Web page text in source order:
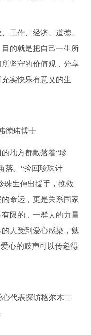
工作、经济、道德、
的就是把自己一生所
坚守的价值观，分享
实快乐有意义的生
德玮博士
地方都散落着“珍
落。“捡回珍珠计
珠生伸出援手，挽救
命运，更是关系国家
限的，一群人的力量
人受到爱心感染，勉
心的鼓声可以传递得
心代表探访格尔木二